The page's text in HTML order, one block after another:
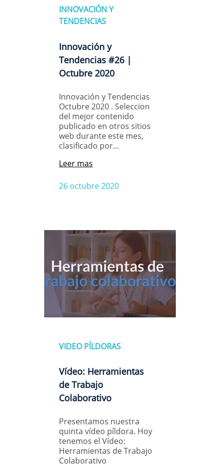
INNOVACIÓN Y
TENDENCIAS
Innovación y
Tendencias #26 |
Octubre 2020
Innovación y Tendencias
Octubre 2020 . Seleccion
del mejor contenido
publicado en otros sitios
web durante este mes,
clasificado por…
26 octubre 2020
Leer mas
VIDEO PÍLDORAS
Vídeo: Herramientas
de Trabajo
Colaborativo
Presentamos nuestra
quinta vídeo píldora. Hoy
tenemos el Vídeo:
Herramientas de Trabajo
Colaborativo